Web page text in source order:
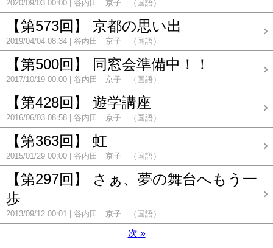
2020/09/03 00:00 谷内田 京子 （国語）
【第573回】 京都の思い出
2019/04/04 08:34 谷内田 京子 （国語）
【第500回】 同窓会準備中！！
2017/10/19 00:00 谷内田 京子 （国語）
【第428回】 遊学講座
2016/06/03 08:58 谷内田 京子 （国語）
【第363回】 虹
2015/01/29 00:00 谷内田 京子 （国語）
【第297回】 さぁ、夢の舞台へもう一
歩
2013/09/12 00:01 谷内田 京子 （国語）
次 »